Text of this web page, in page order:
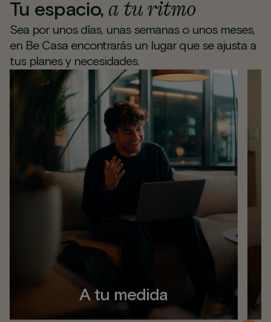
Tu espacio, a tu ritmo
Sea por unos días, unas semanas o unos meses,
en Be Casa encontrarás un lugar que se ajusta a
tus planes y necesidades.
A tu medida